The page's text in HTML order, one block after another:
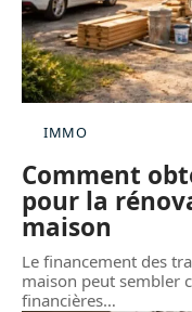
IMMO
Comment
pour la
maison
Le financement des
maison peut sembler
financières…